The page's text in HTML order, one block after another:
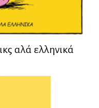
αλά ελληνικά